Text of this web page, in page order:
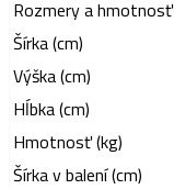
Rozmery a hmotnosť
Šírka (cm)
Výška (cm)
Hĺbka (cm)
Hmotnosť (kg)
Šírka v balení (cm)